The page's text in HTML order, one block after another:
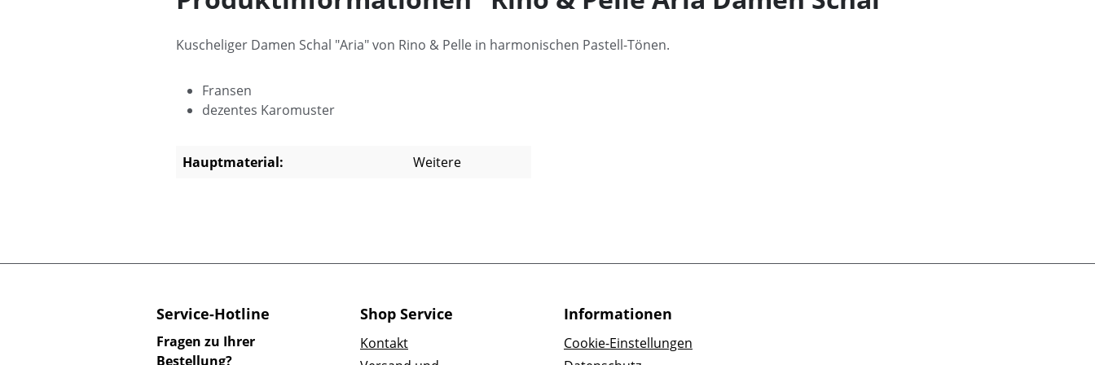
Kuscheliger Damen Schal "Aria" von Rino & Pelle in harmonischen Pastell-Tönen.
Fransen
dezentes Karomuster
Hauptmaterial: Weitere
Service-Hotline
Fragen zu Ihrer
Bestellung?
Shop Service
Kontakt
Informationen
Cookie-Einstellungen